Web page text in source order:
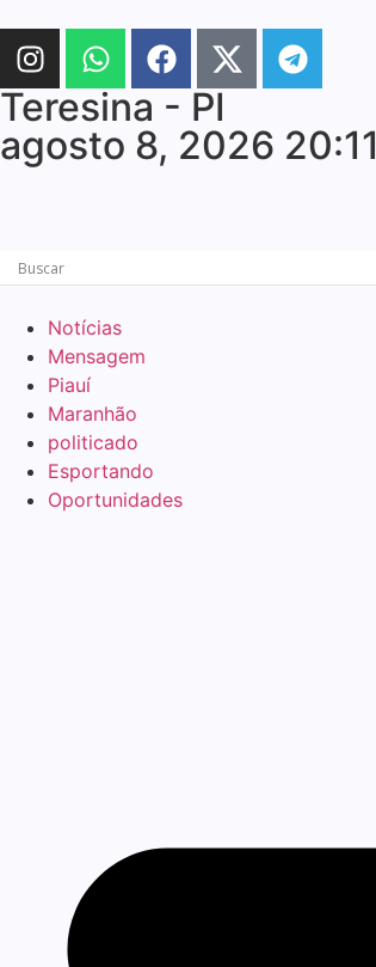
Teresina - PI
agosto 8, 2026 20:11
Notícias
Mensagem
Piauí
Maranhão
politicado
Esportando
Oportunidades